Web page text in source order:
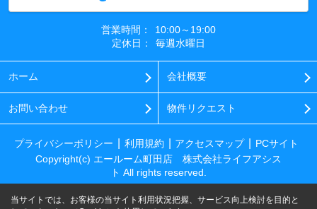
営業時間：
10:00～19:00
定休日：
毎週水曜日
ホーム 会社概要
お問い合わせ 物件リクエスト
プライバシーポリシー 利用規約 アクセスマップ
PCサイト
Copyright(c) エールーム町田店 株式会社ライフアシス
ト All rights reserved.
当サイトでは、お客様の当サイト利用状況把握、サービス向上検討を目的と